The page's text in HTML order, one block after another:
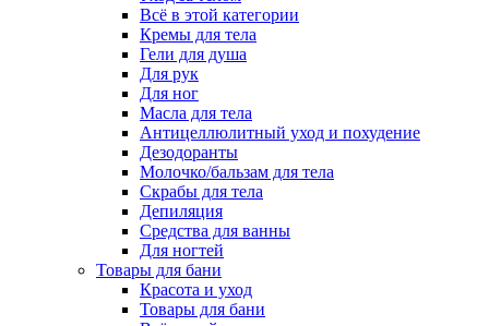
Всё в этой категории
Кремы для тела
Гели для душа
Для рук
Для ног
Масла для тела
Антицеллюлитный уход и похудение
Дезодоранты
Молочко/бальзам для тела
Скрабы для тела
Депиляция
Средства для ванны
Для ногтей
Товары для бани
Красота и уход
Товары для бани